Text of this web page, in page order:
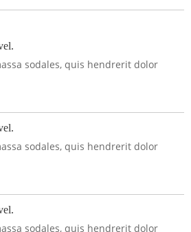
sodales, quis hendrerit dolor
sodales, quis hendrerit dolor
sodales, quis hendrerit dolor